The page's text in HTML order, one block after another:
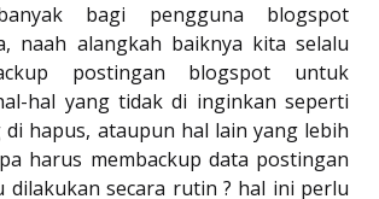
bagi pengguna blogspot
naah alangkah baiknya kita selalu
postingan blogspot untuk
hal yang tidak di inginkan seperti
hapus, ataupun hal lain yang lebih
harus membackup data postingan
dilakukan secara rutin ? hal ini perlu